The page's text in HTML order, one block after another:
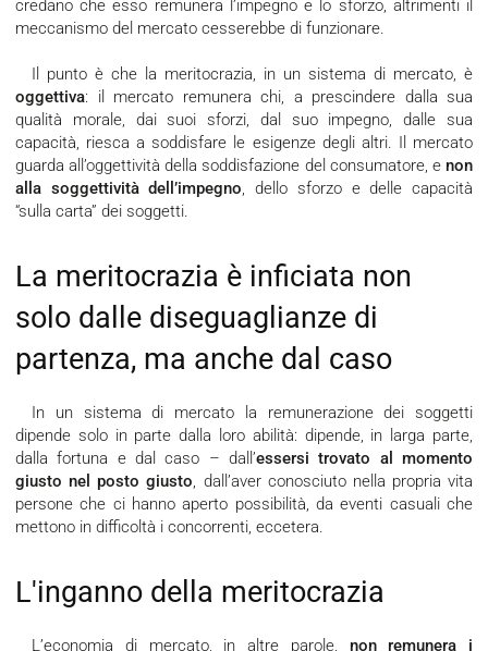
credano che esso remunera l’impegno e lo sforzo, altrimenti il
meccanismo del mercato cesserebbe di funzionare.
Il punto è che la meritocrazia, in un sistema di mercato, è
oggettiva: il mercato remunera chi, a prescindere dalla sua
qualità morale, dai suoi sforzi, dal suo impegno, dalle sua
capacità, riesca a soddisfare le esigenze degli altri. Il mercato
guarda all’oggettività della soddisfazione del consumatore, e non
alla soggettività dell’impegno, dello sforzo e delle capacità
“sulla carta” dei soggetti.
La meritocrazia è inficiata non
solo dalle diseguaglianze di
partenza, ma anche dal caso
In un sistema di mercato la remunerazione dei soggetti
dipende solo in parte dalla loro abilità: dipende, in larga parte,
dalla fortuna e dal caso – dall’essersi trovato al momento
giusto nel posto giusto, dall’aver conosciuto nella propria vita
persone che ci hanno aperto possibilità, da eventi casuali che
mettono in difficoltà i concorrenti, eccetera.
L'inganno della meritocrazia
L’economia di mercato, in altre parole, non remunera i